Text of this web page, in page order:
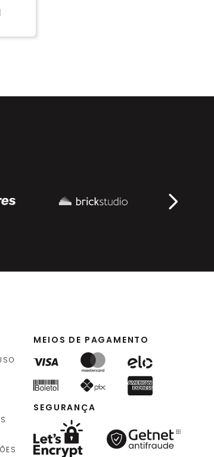
MEIOS DE PAGAMENTO
SEGURANÇA